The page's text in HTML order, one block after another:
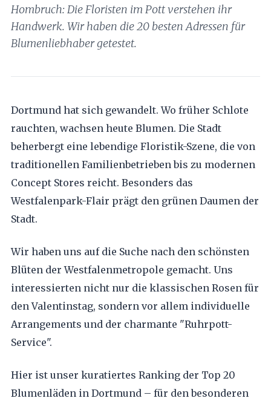
Hombruch: Die Floristen im Pott verstehen ihr
Handwerk. Wir haben die 20 besten Adressen für
Blumenliebhaber getestet.
Dortmund hat sich gewandelt. Wo früher Schlote
rauchten, wachsen heute Blumen. Die Stadt
beherbergt eine lebendige Floristik-Szene, die von
traditionellen Familienbetrieben bis zu modernen
Concept Stores reicht. Besonders das
Westfalenpark-Flair prägt den grünen Daumen der
Stadt.
Wir haben uns auf die Suche nach den schönsten
Blüten der Westfalenmetropole gemacht. Uns
interessierten nicht nur die klassischen Rosen für
den Valentinstag, sondern vor allem individuelle
Arrangements und der charmante "Ruhrpott-
Service".
Hier ist unser kuratiertes Ranking der Top 20
Blumenläden in Dortmund – für den besonderen